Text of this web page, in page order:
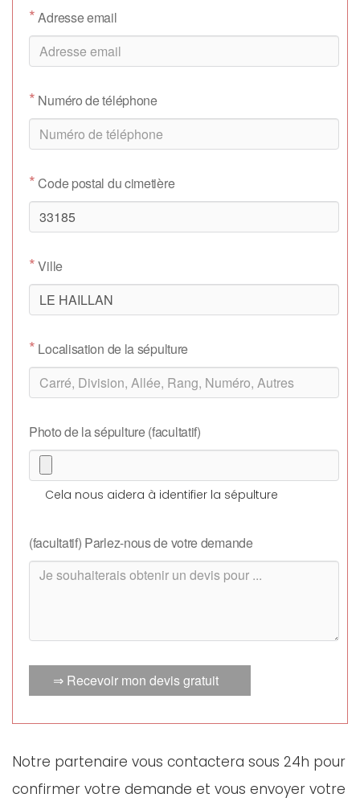
*Adresse email
* Numéro de téléphone
*Code postal du cimetière
*Ville
* Localisation de la sépulture
Photo de la sépulture (facultatif)
Cela nous aidera à identifier la sépulture
(facultatif) Parlez-nous de votre demande
⇒ Recevoir mon devis gratuit
Notre partenaire vous contactera sous 24h pour
confirmer votre demande et vous envoyer votre